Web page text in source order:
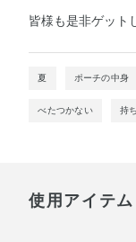
皆様も是非ゲッ
夏 ポーチの中身
べたつかない 持
使用アイテム